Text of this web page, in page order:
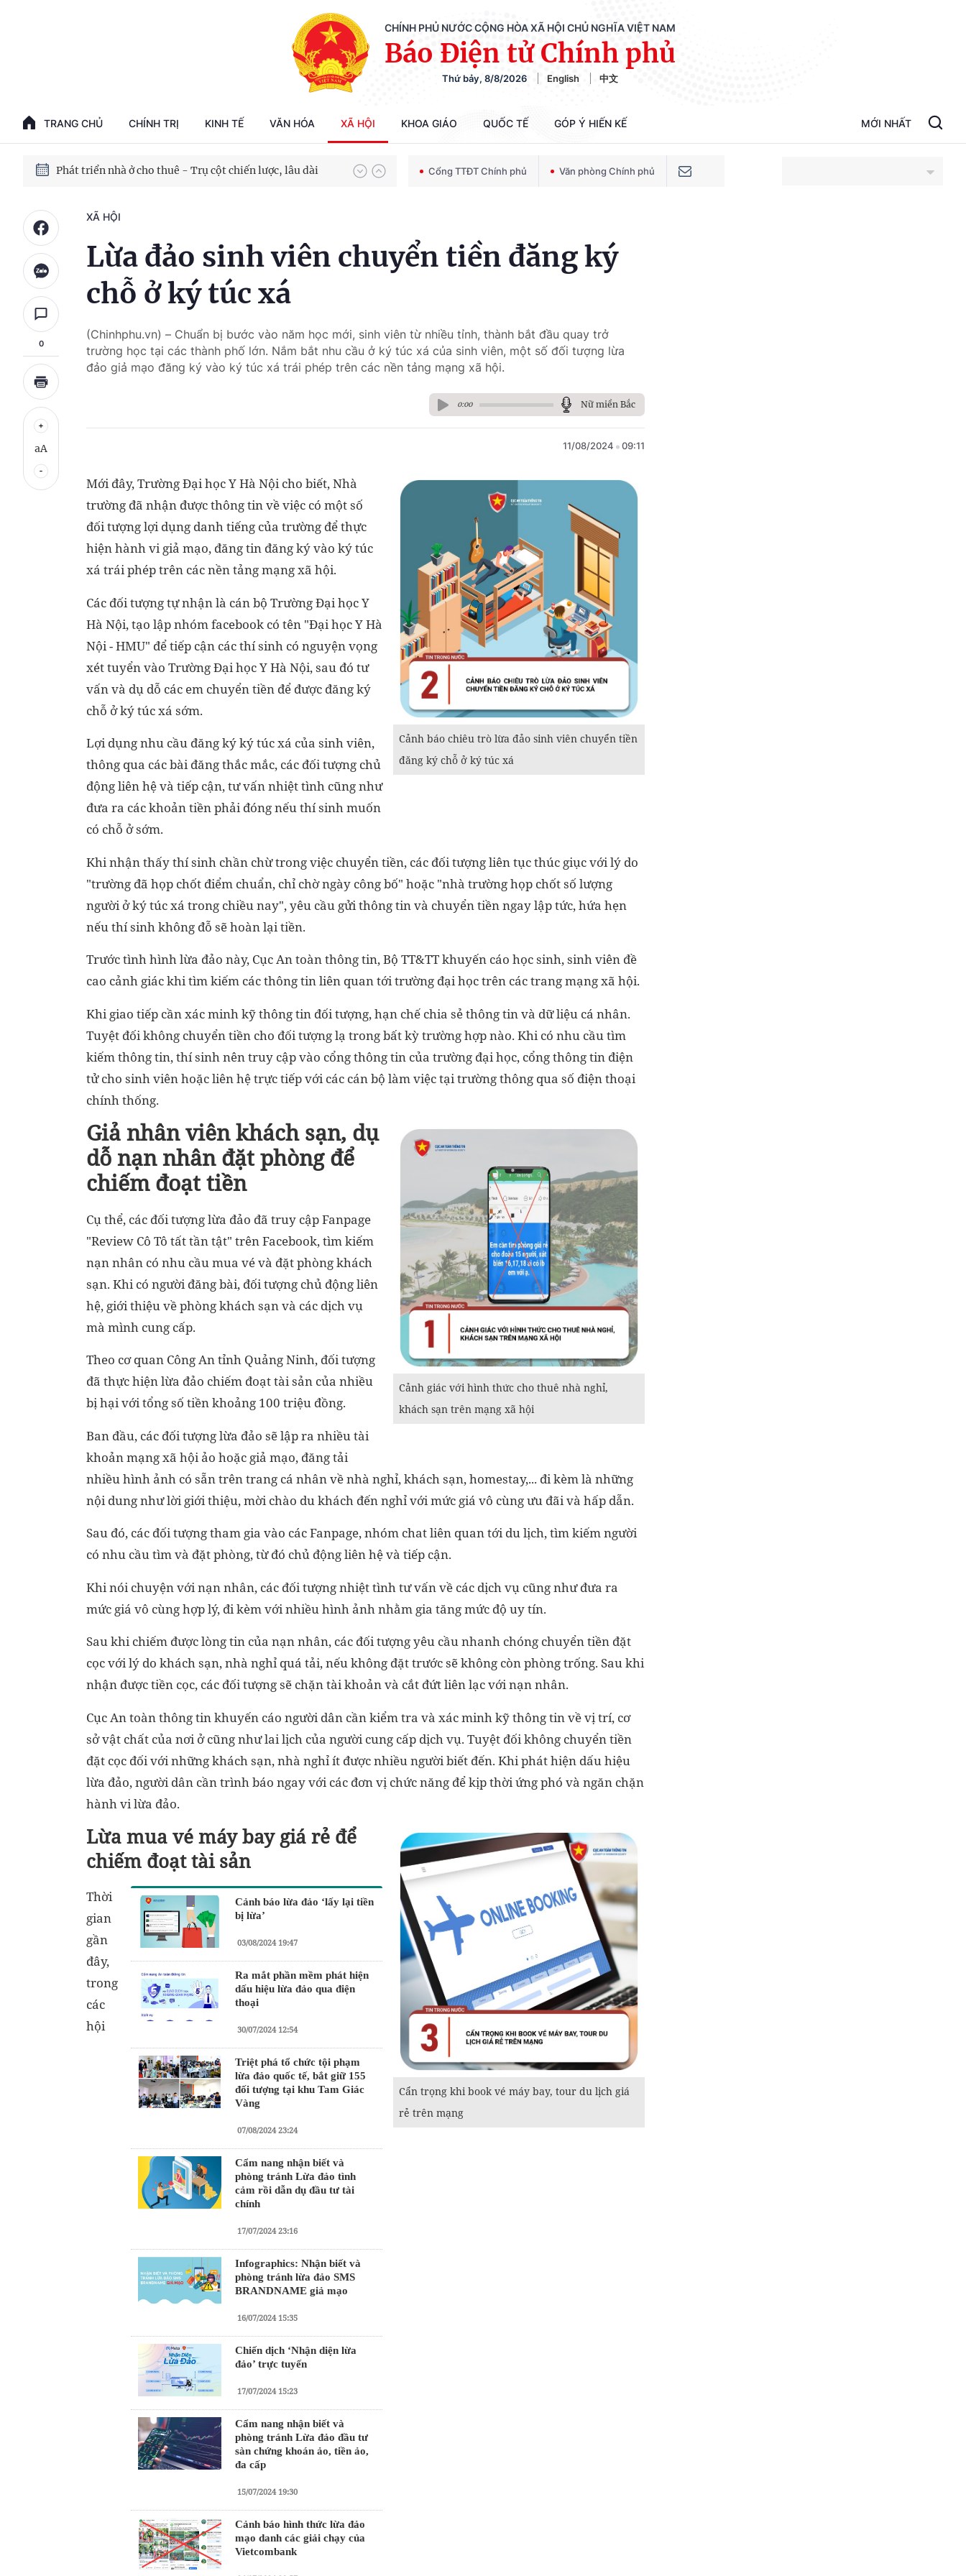
CHÍNH PHỦ NƯỚC CỘNG HÒA XÃ HỘI CHỦ NGHĨA VIỆT NAM
Báo Điện tử Chính phủ
Thứ bảy, 8/8/2026 English 中文
TRANG CHỦ CHÍNH TRỊ KINH TẾ VĂN HÓA XÃ HỘI KHOA GIÁO QUỐC TẾ GÓP Ý HIẾN KẾ MỚI NHẤT
Phát triển kinh tế nhà nước trong kỷ nguyên mới
Chiến dịch 500 ngày đêm tìm kiếm, quy tập và xác định danh tính hài cốt liệt sĩ
Bảo vệ nền tảng tư tưởng của Đảng trong kỷ nguyên phát triển mới
Phát triển nhà ở cho thuê - Trụ cột chiến lược, lâu dài Cổng TTĐT Chính phủ Văn phòng Chính phủ
0
aA
XÃ HỘI
Lừa đảo sinh viên chuyển tiền đăng ký
chỗ ở ký túc xá
(Chinhphu.vn) – Chuẩn bị bước vào năm học mới, sinh viên từ nhiều tỉnh, thành bắt đầu quay trở
trường học tại các thành phố lớn. Nắm bắt nhu cầu ở ký túc xá của sinh viên, một số đối tượng lừa
đảo giả mạo đăng ký vào ký túc xá trái phép trên các nền tảng mạng xã hội.
0:00 Nữ miền Bắc
11/08/2024 09:11
Cảnh báo chiêu trò lừa đảo sinh viên chuyển tiền
đăng ký chỗ ở ký túc xá
Mới đây, Trường Đại học Y Hà Nội cho biết, Nhà
trường đã nhận được thông tin về việc có một số
đối tượng lợi dụng danh tiếng của trường để thực
hiện hành vi giả mạo, đăng tin đăng ký vào ký túc
xá trái phép trên các nền tảng mạng xã hội.
Các đối tượng tự nhận là cán bộ Trường Đại học Y
Hà Nội, tạo lập nhóm facebook có tên "Đại học Y Hà
Nội - HMU" để tiếp cận các thí sinh có nguyện vọng
xét tuyển vào Trường Đại học Y Hà Nội, sau đó tư
vấn và dụ dỗ các em chuyển tiền để được đăng ký
chỗ ở ký túc xá sớm.
Lợi dụng nhu cầu đăng ký ký túc xá của sinh viên,
thông qua các bài đăng thắc mắc, các đối tượng chủ
động liên hệ và tiếp cận, tư vấn nhiệt tình cũng như
đưa ra các khoản tiền phải đóng nếu thí sinh muốn
có chỗ ở sớm.
Khi nhận thấy thí sinh chần chừ trong việc chuyển tiền, các đối tượng liên tục thúc giục với lý do
"trường đã họp chốt điểm chuẩn, chỉ chờ ngày công bố" hoặc "nhà trường họp chốt số lượng
người ở ký túc xá trong chiều nay", yêu cầu gửi thông tin và chuyển tiền ngay lập tức, hứa hẹn
nếu thí sinh không đỗ sẽ hoàn lại tiền.
Trước tình hình lừa đảo này, Cục An toàn thông tin, Bộ TT&TT khuyến cáo học sinh, sinh viên đề
cao cảnh giác khi tìm kiếm các thông tin liên quan tới trường đại học trên các trang mạng xã hội.
Khi giao tiếp cần xác minh kỹ thông tin đối tượng, hạn chế chia sẻ thông tin và dữ liệu cá nhân.
Tuyệt đối không chuyển tiền cho đối tượng lạ trong bất kỳ trường hợp nào. Khi có nhu cầu tìm
kiếm thông tin, thí sinh nên truy cập vào cổng thông tin của trường đại học, cổng thông tin điện
tử cho sinh viên hoặc liên hệ trực tiếp với các cán bộ làm việc tại trường thông qua số điện thoại
chính thống.
Cảnh giác với hình thức cho thuê nhà nghỉ,
khách sạn trên mạng xã hội
Giả nhân viên khách sạn, dụ
dỗ nạn nhân đặt phòng để
chiếm đoạt tiền
Cụ thể, các đối tượng lừa đảo đã truy cập Fanpage
"Review Cô Tô tất tần tật" trên Facebook, tìm kiếm
nạn nhân có nhu cầu mua vé và đặt phòng khách
sạn. Khi có người đăng bài, đối tượng chủ động liên
hệ, giới thiệu về phòng khách sạn và các dịch vụ
mà mình cung cấp.
Theo cơ quan Công An tỉnh Quảng Ninh, đối tượng
đã thực hiện lừa đảo chiếm đoạt tài sản của nhiều
bị hại với tổng số tiền khoảng 100 triệu đồng.
Ban đầu, các đối tượng lừa đảo sẽ lập ra nhiều tài
khoản mạng xã hội ảo hoặc giả mạo, đăng tải
nhiều hình ảnh có sẵn trên trang cá nhân về nhà nghỉ, khách sạn, homestay,... đi kèm là những
nội dung như lời giới thiệu, mời chào du khách đến nghỉ với mức giá vô cùng ưu đãi và hấp dẫn.
Sau đó, các đối tượng tham gia vào các Fanpage, nhóm chat liên quan tới du lịch, tìm kiếm người
có nhu cầu tìm và đặt phòng, từ đó chủ động liên hệ và tiếp cận.
Khi nói chuyện với nạn nhân, các đối tượng nhiệt tình tư vấn về các dịch vụ cũng như đưa ra
mức giá vô cùng hợp lý, đi kèm với nhiều hình ảnh nhằm gia tăng mức độ uy tín.
Sau khi chiếm được lòng tin của nạn nhân, các đối tượng yêu cầu nhanh chóng chuyển tiền đặt
cọc với lý do khách sạn, nhà nghỉ quá tải, nếu không đặt trước sẽ không còn phòng trống. Sau khi
nhận được tiền cọc, các đối tượng sẽ chặn tài khoản và cắt đứt liên lạc với nạn nhân.
Cục An toàn thông tin khuyến cáo người dân cần kiểm tra và xác minh kỹ thông tin về vị trí, cơ
sở vật chất của nơi ở cũng như lai lịch của người cung cấp dịch vụ. Tuyệt đối không chuyển tiền
đặt cọc đối với những khách sạn, nhà nghỉ ít được nhiều người biết đến. Khi phát hiện dấu hiệu
lừa đảo, người dân cần trình báo ngay với các đơn vị chức năng để kịp thời ứng phó và ngăn chặn
hành vi lừa đảo.
Cẩn trọng khi book vé máy bay, tour du lịch giá
rẻ trên mạng
Lừa mua vé máy bay giá rẻ để
chiếm đoạt tài sản
Cảnh báo lừa đảo ‘lấy lại tiền
bị lừa’
03/08/2024 19:47
Ra mắt phần mềm phát hiện
dấu hiệu lừa đảo qua điện
thoại
30/07/2024 12:54
Triệt phá tổ chức tội phạm
lừa đảo quốc tế, bắt giữ 155
đối tượng tại khu Tam Giác
Vàng
07/08/2024 23:24
Cẩm nang nhận biết và
phòng tránh Lừa đảo tình
cảm rồi dẫn dụ đầu tư tài
chính
17/07/2024 23:16
Infographics: Nhận biết và
phòng tránh lừa đảo SMS
BRANDNAME giả mạo
16/07/2024 15:35
Chiến dịch ‘Nhận diện lừa
đảo’ trực tuyến
17/07/2024 15:23
Cẩm nang nhận biết và
phòng tránh Lừa đảo đầu tư
sàn chứng khoán ảo, tiền ảo,
đa cấp
15/07/2024 19:30
Cảnh báo hình thức lừa đảo
mạo danh các giải chạy của
Vietcombank
Thời
gian
gần
đây,
trong
các
hội